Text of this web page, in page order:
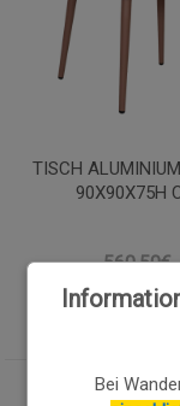
TISCH
90X90X75H
560.50€
476.43 €
Bei